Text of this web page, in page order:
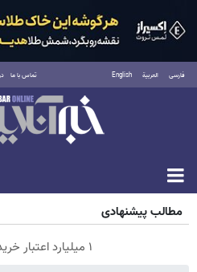
فارسی العربية English تماس با ما
جمعه ۱۶ مرداد ۱۴۰۵
مطالب پیشنهادی
۱ میلیارد اعتبار خرید طلا | بدون ضامن و چک